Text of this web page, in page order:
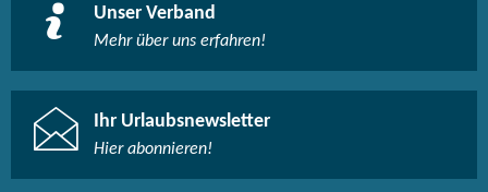
Unser Verband
Mehr über uns erfahren!
Ihr Urlaubsnewsletter
Hier abonnieren!